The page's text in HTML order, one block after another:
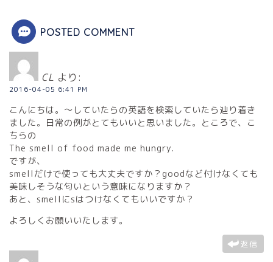
POSTED COMMENT
CL より:
2016-04-05 6:41 PM
こんにちは。〜していたらの英語を検索していたら辿り着き
ました。日常の例がとてもいいと思いました。ところで、こ
ちらの
The smell of food made me hungry.
ですが、
smellだけで使っても大丈夫ですか？goodなど付けなくても
美味しそうな匂いという意味になりますか？
あと、smellにsはつけなくてもいいですか？
よろしくお願いいたします。
返信